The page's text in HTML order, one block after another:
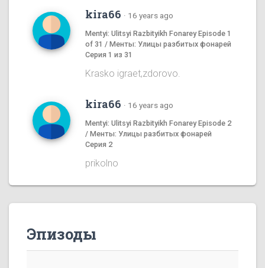
kira66 · 16 years ago
Mentyi: Ulitsyi Razbityikh Fonarey Episode 1
of 31 / Менты: Улицы разбитых фонарей
Серия 1 из 31
Krasko igraet,zdorovo.
kira66 · 16 years ago
Mentyi: Ulitsyi Razbityikh Fonarey Episode 2
/ Менты: Улицы разбитых фонарей
Серия 2
prikolno
Эпизоды